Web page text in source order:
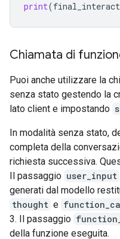
print(
Chiamata di
Puoi anche utilizzare la
senza stato gestendo la
lato client e impostando
In modalità senza stato,
completa della
richiesta successiva.
Il passaggio user_input
generati dal modello
thought e
3. Il passaggio
della funzione eseguita.